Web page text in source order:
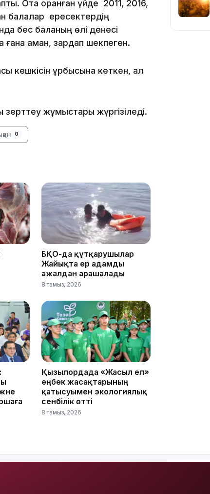
Отқа оранған үйде 2011, 2016,
балалар ересектердің
бес баланың өлі денесі
аман, зардап шекпеген.
кешкісін құрбысына кеткен, ал
зерттеу жұмыстары жүргізіледі.
0
БҚО-да құтқарушылар
Жайықта ер адамды
ажалдан арашалады
8 тамыз, 2026
Қызылордада «Жасыл ел»
еңбек жасақтарының
қатысуымен экологиялық
сенбілік өтті
8 тамыз, 2026